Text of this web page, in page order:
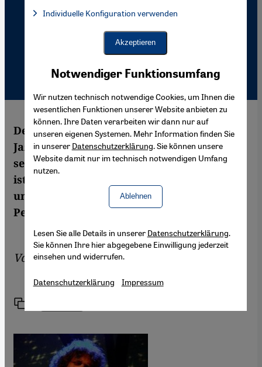
Der in Dubai lebende jordanische
Jazzgitarrist Kamal Musallam hat unlängst
sein fünftes Album veröffentlicht. "LuLu"
ist ein ungewöhnlicher Mix aus Blues, Jazz
und traditionellen Rhythmen vom
Persischen Golf.
VonMartina Sabra
Notwendiger Funktionsumfang
Wir nutzen technisch notwendige Cookies, um Ihnen die
wesentlichen Funktionen unserer Website anbieten zu
können. Ihre Daten verarbeiten wir dann nur auf
unseren eigenen Systemen. Mehr Information finden Sie
in unserer Datenschutzerklärung. Sie können unsere
Website damit nur im technisch notwendigen Umfang
nutzen.
Ablehnen
Facebook Embed / Facebook Connect, Google Maps Embed,
Facebook Embed / Facebook Connect
Google Maps Embed
Individuelle Konfiguration verwenden
Akzeptieren
Lesen Sie alle Details in unserer Datenschutzerklärung.
Sie können Ihre hier abgegebene Einwilligung jederzeit
einsehen und widerrufen.
Datenschutzerklärung Impressum